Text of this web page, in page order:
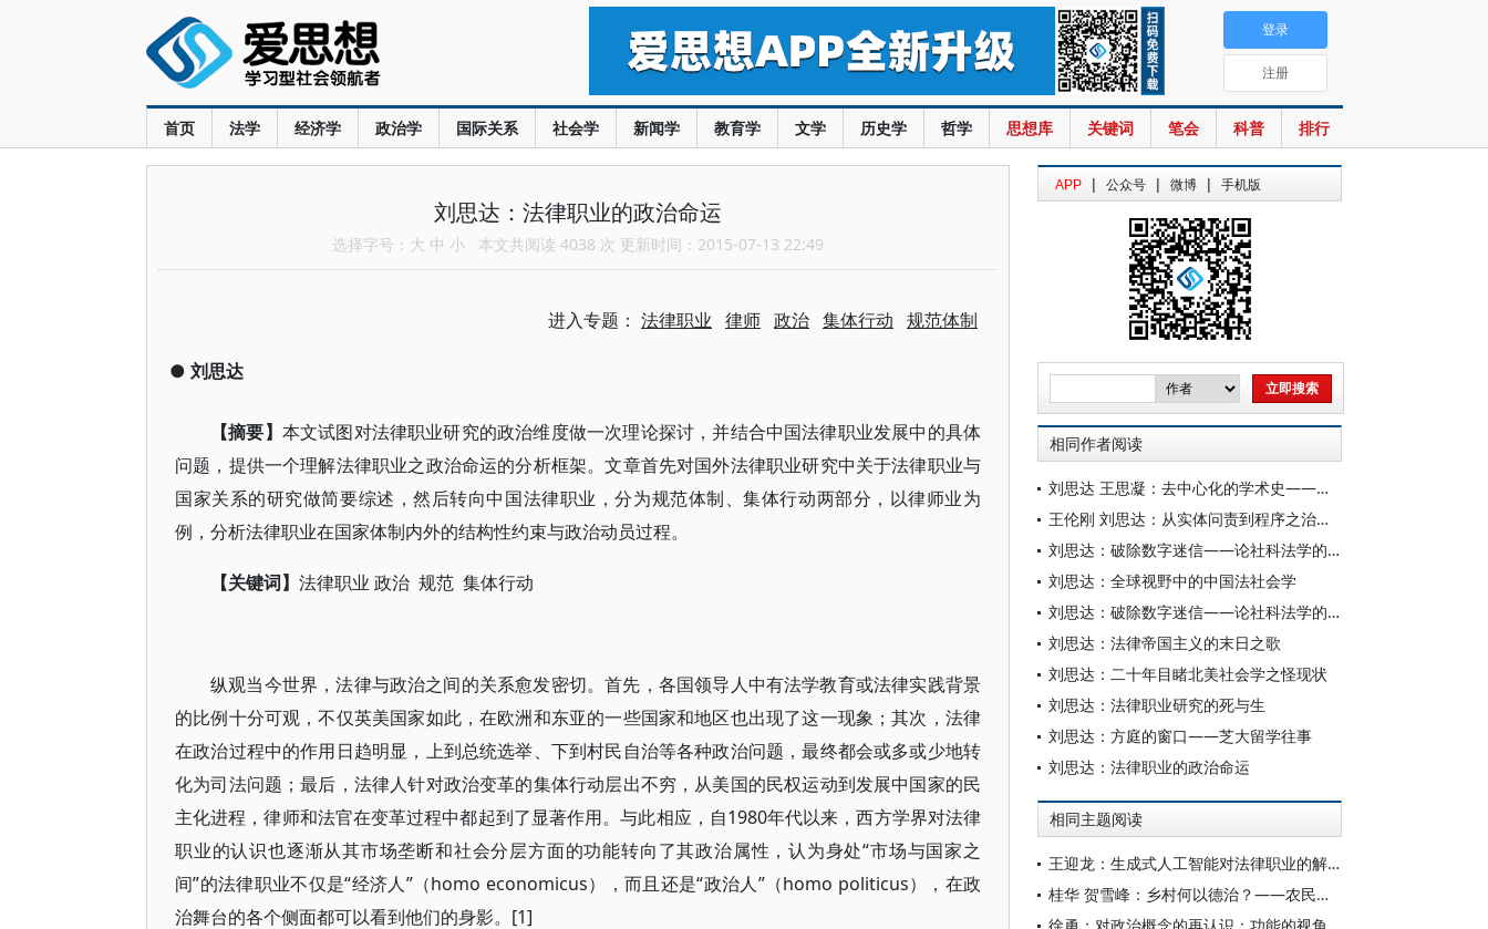
首页 法学 经济学 政治学 国际关系 社会学 新闻学 教育学 文学 历史学 哲学 思想库 关键词 笔会 科普 排行
登录
注册
刘思达：法律职业的政治命运
选择字号： 大 中 小 本文共阅读 4038 次 更新时间：2015-07-13 22:49
进入专题： 法律职业 律师 政治 集体行动 规范体制
● 刘思达
【摘要】 本文试图对法律职业研究的政治维度做一次理论探讨，并结合中国法律职业发展中的具体
问题，提供一个理解法律职业之政治命运的分析框架。文章首先对国外法律职业研究中关于法律职业与
国家关系的研究做简要综述，然后转向中国法律职业，分为规范体制、集体行动两部分，以律师业为
例，分析法律职业在国家体制内外的结构性约束与政治动员过程。
【关键词】 法律职业 政治 规范 集体行动
纵观当今世界，法律与政治之间的关系愈发密切。首先，各国领导人中有法学教育或法律实践背景
的比例十分可观，不仅英美国家如此，在欧洲和东亚的一些国家和地区也出现了这一现象；其次，法律
在政治过程中的作用日趋明显，上到总统选举、下到村民自治等各种政治问题，最终都会或多或少地转
化为司法问题；最后，法律人针对政治变革的集体行动层出不穷，从美国的民权运动到发展中国家的民
主化进程，律师和法官在变革过程中都起到了显著作用。与此相应，自1980年代以来，西方学界对法律
职业的认识也逐渐从其市场垄断和社会分层方面的功能转向了其政治属性，认为身处“市场与国家之
间”的法律职业不仅是“经济人”（homo economicus），而且还是“政治人”（homo politicus），在政
治舞台的各个侧面都可以看到他们的身影。[1]
APP | 公众号 | 微博 | 手机版
相同作者阅读
刘思达 王思凝：去中心化的学术史——以社会学芝加哥学派为例
王伦刚 刘思达：从实体问责到程序之治——中国法院错案追究制运行的实证考察
刘思达：破除数字迷信——论社科法学的“伪科学性”
刘思达：全球视野中的中国法社会学
刘思达：破除数字迷信——论社科法学的“伪科学性”
刘思达：法律帝国主义的末日之歌
刘思达：二十年目睹北美社会学之怪现状
刘思达：法律职业研究的死与生
刘思达：方庭的窗口——芝大留学往事
刘思达：法律职业的政治命运
相同主题阅读
王迎龙：生成式人工智能对法律职业的解构与重塑
桂华 贺雪峰：乡村何以德治？——农民行为逻辑的社会学分析